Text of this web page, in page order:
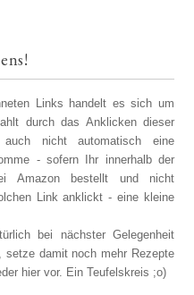
Links handelt es sich um
durch das Anklicken dieser
nicht automatisch eine
- sofern Ihr innerhalb der
Amazon bestellt und nicht
Link anklickt - eine kleine
bei nächster Gelegenheit
setze damit noch mehr Rezepte
hier vor. Ein Teufelskreis ;o)